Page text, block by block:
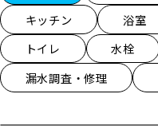
キッチン
浴室
トイレ
水栓
漏水調査・修理